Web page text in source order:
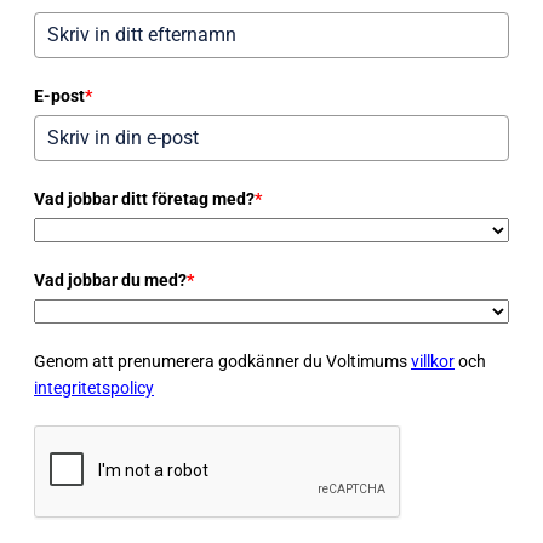
E-post*
Vad jobbar ditt företag med?*
Vad jobbar du med?*
Genom att prenumerera godkänner du Voltimumsvillkoroch
integritetspolicy